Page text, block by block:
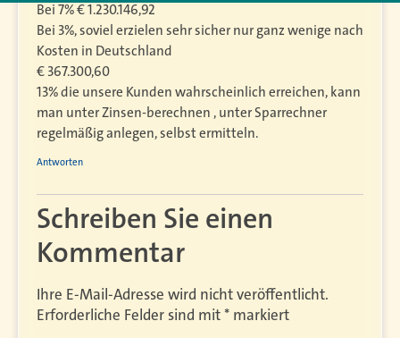
Bei 7% € 1.230.146,92
Bei 3%, soviel erzielen sehr sicher nur ganz wenige nach
Kosten in Deutschland
€ 367.300,60
13% die unsere Kunden wahrscheinlich erreichen, kann
man unter Zinsen-berechnen , unter Sparrechner
regelmäßig anlegen, selbst ermitteln.
Antworten
Schreiben Sie einen
Kommentar
Ihre E-Mail-Adresse wird nicht veröffentlicht.
Erforderliche Felder sind mit* markiert